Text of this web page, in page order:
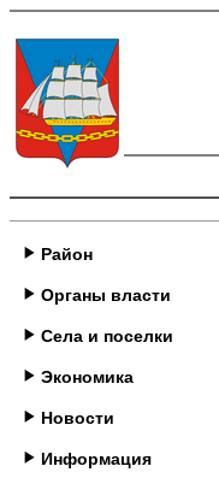
Район
Органы власти
Села и поселки
Экономика
Новости
Информация